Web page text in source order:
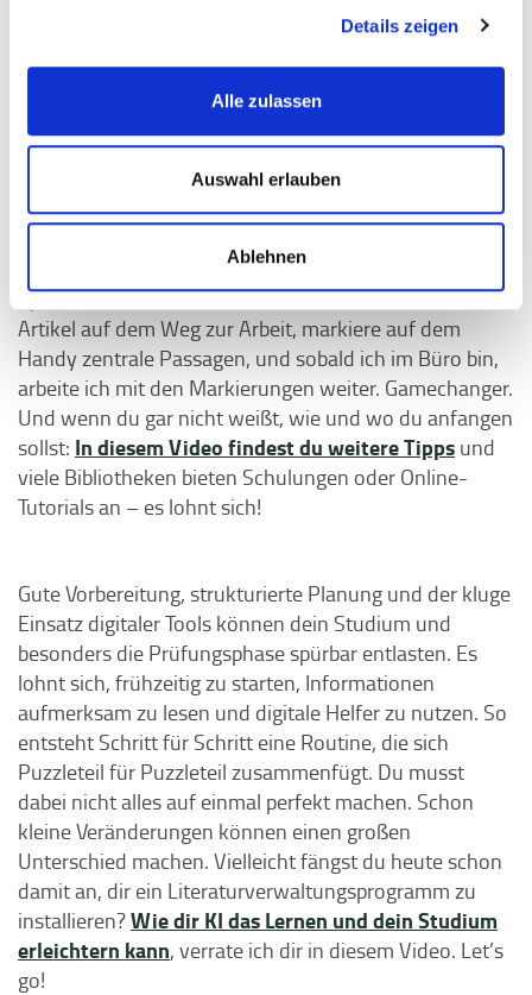
Details zeigen
Alle zulassen
Auswahl erlauben
Ablehnen
Denn oft vergehen Wochen zwischen dem ersten
Lesen und dem Schreiben. Wie oft habe ich früher
Texte doppelt lesen müssen, weil ich nicht mehr
einem Literaturverwaltungsprogramm kannst du die
Texte nicht nur am PC lesen, sondern auch wichtige
Passagen markieren und alle Zitate und Notizen direkt
es für mich, dass viele Programme sich
synchronisieren lassen. Das bedeutet, ich lese einen
Artikel auf dem Weg zur Arbeit, markiere auf dem
Handy zentrale Passagen, und sobald ich im Büro bin,
arbeite ich mit den Markierungen weiter. Gamechanger.
Und wenn du gar nicht weißt, wie und wo du anfangen
sollst: In diesem Video findest du weitere Tipps und
viele Bibliotheken bieten Schulungen oder Online-
Tutorials an – es lohnt sich!
Gute Vorbereitung, strukturierte Planung und der kluge
Einsatz digitaler Tools können dein Studium und
besonders die Prüfungsphase spürbar entlasten. Es
lohnt sich, frühzeitig zu starten, Informationen
aufmerksam zu lesen und digitale Helfer zu nutzen. So
entsteht Schritt für Schritt eine Routine, die sich
Puzzleteil für Puzzleteil zusammenfügt. Du musst
dabei nicht alles auf einmal perfekt machen. Schon
kleine Veränderungen können einen großen
Unterschied machen. Vielleicht fängst du heute schon
damit an, dir ein Literaturverwaltungsprogramm zu
installieren?Wie dir KI das Lernen und dein Studium
erleichtern kann, verrate ich dir in diesem Video. Let’s
go!